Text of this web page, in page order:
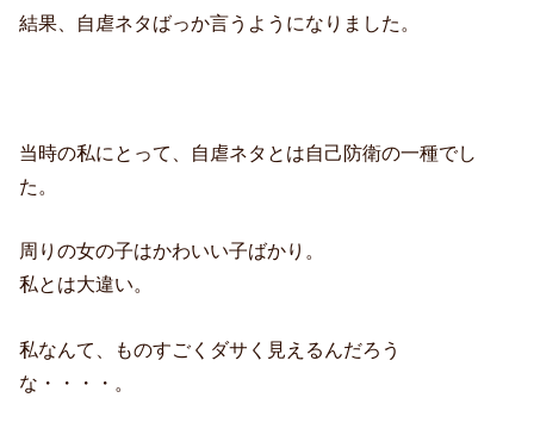
結果、自虐ネタばっか言うようになりました。
当時の私にとって、自虐ネタとは自己防衛の一種でし
た。
周りの女の子はかわいい子ばかり。
私とは大違い。
私なんて、ものすごくダサく見えるんだろう
な・・・・。